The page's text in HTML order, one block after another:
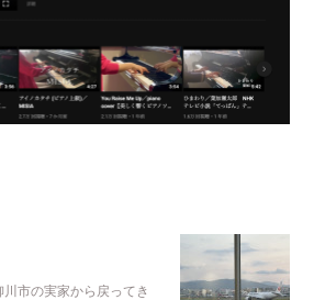
市の実家から戻ってき